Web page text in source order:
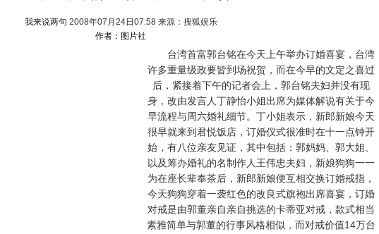
我来说两句 2008年07月24日07:58 来源：搜狐娱乐
作者：图片社
台湾首富郭台铭在今天上午举办订婚喜宴，台湾
许多重量级政要皆到场祝贺，而在今早的文定之喜过
后，紧接着下午的记者会上，郭台铭夫妇并没有现
身，改由发言人丁静怡小姐出席为媒体解说有关于今
早流程与周六婚礼细节。丁小姐表示，新郎新娘今天
很早就来到君悦饭店，订婚仪式很准时在十一点钟开
始，有八位亲友见证，其中包括：郭妈妈、郭大姐、
以及筹办婚礼的名制作人王伟忠夫妇，新娘狗狗一一
为在座长辈奉茶后，新郎新娘便互相交换订婚戒指，
今天狗狗穿着一袭红色的改良式旗袍出席喜宴，订婚
对戒是由郭董亲自亲自挑选的卡蒂亚对戒，款式相当
素雅简单与郭董的行事风格相似，而对戒价值14万台